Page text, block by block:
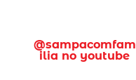
@sampacomfam
ilia no youtube